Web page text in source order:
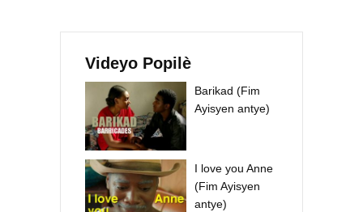
Videyo Popilè
Barikad (Fim
Ayisyen antye)
I love you Anne
(Fim Ayisyen
antye)